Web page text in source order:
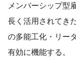
メンバーシップ型
長く活用されてき
の多能工化・リー
有効に機能する。